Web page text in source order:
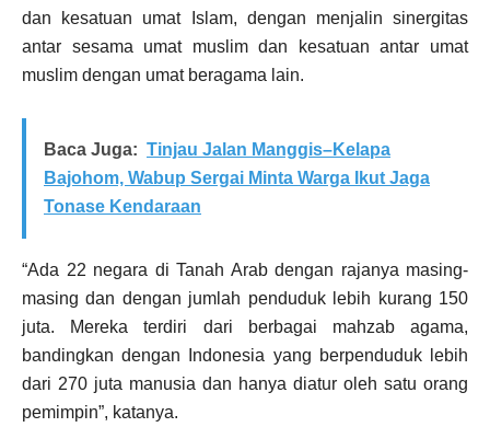
dan kesatuan umat Islam, dengan menjalin sinergitas
antar sesama umat muslim dan kesatuan antar umat
muslim dengan umat beragama lain.
Baca Juga: Tinjau Jalan Manggis–Kelapa
Bajohom, Wabup Sergai Minta Warga Ikut Jaga
Tonase Kendaraan
“Ada 22 negara di Tanah Arab dengan rajanya masing-
masing dan dengan jumlah penduduk lebih kurang 150
juta. Mereka terdiri dari berbagai mahzab agama,
bandingkan dengan Indonesia yang berpenduduk lebih
dari 270 juta manusia dan hanya diatur oleh satu orang
pemimpin”, katanya.